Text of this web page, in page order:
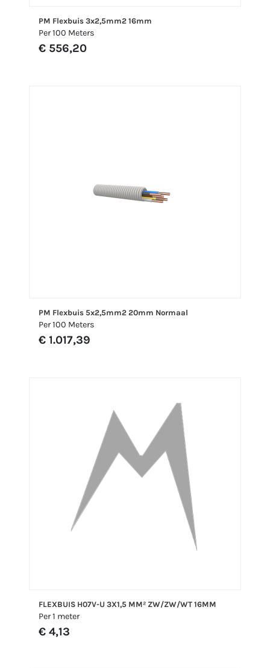
PM Flexbuis 3x2,5mm2 16mm
Per 100 Meters
€ 556,20
PM Flexbuis 5x2,5mm2 20mm Normaal
Per 100 Meters
€ 1.017,39
FLEXBUIS H07V-U 3X1,5 MM² ZW/ZW/WT 16MM
Per 1 meter
€ 4,13